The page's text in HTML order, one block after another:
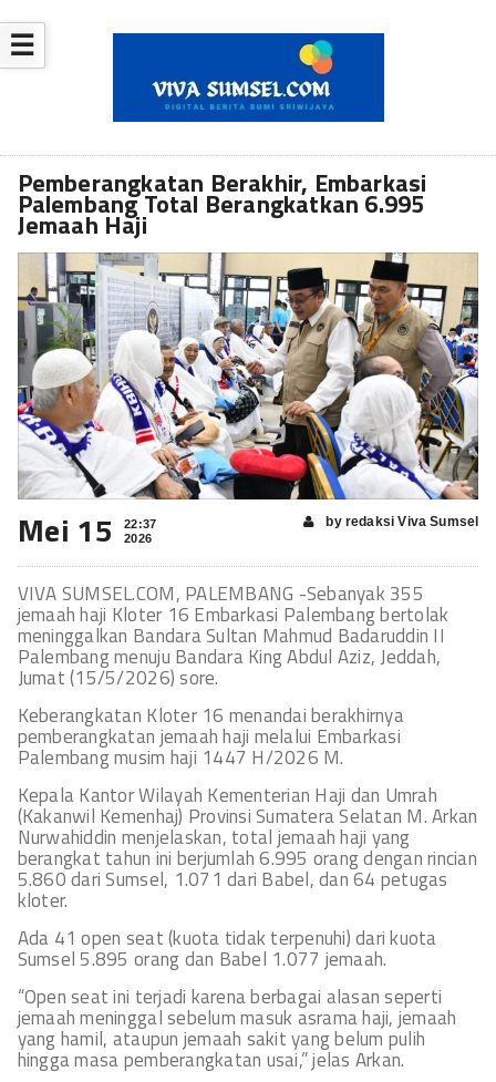
☰
Pemberangkatan Berakhir, Embarkasi
Palembang Total Berangkatkan 6.995
Jemaah Haji
Mei 15
22:37
2026
by redaksi Viva Sumsel
VIVA SUMSEL.COM, PALEMBANG -Sebanyak 355
jemaah haji Kloter 16 Embarkasi Palembang bertolak
meninggalkan Bandara Sultan Mahmud Badaruddin II
Palembang menuju Bandara King Abdul Aziz, Jeddah,
Jumat (15/5/2026) sore.
Keberangkatan Kloter 16 menandai berakhirnya
pemberangkatan jemaah haji melalui Embarkasi
Palembang musim haji 1447 H/2026 M.
Kepala Kantor Wilayah Kementerian Haji dan Umrah
(Kakanwil Kemenhaj) Provinsi Sumatera Selatan M. Arkan
Nurwahiddin menjelaskan, total jemaah haji yang
berangkat tahun ini berjumlah 6.995 orang dengan rincian
5.860 dari Sumsel, 1.071 dari Babel, dan 64 petugas
kloter.
Ada 41 open seat (kuota tidak terpenuhi) dari kuota
Sumsel 5.895 orang dan Babel 1.077 jemaah.
“Open seat ini terjadi karena berbagai alasan seperti
jemaah meninggal sebelum masuk asrama haji, jemaah
yang hamil, ataupun jemaah sakit yang belum pulih
hingga masa pemberangkatan usai,” jelas Arkan.